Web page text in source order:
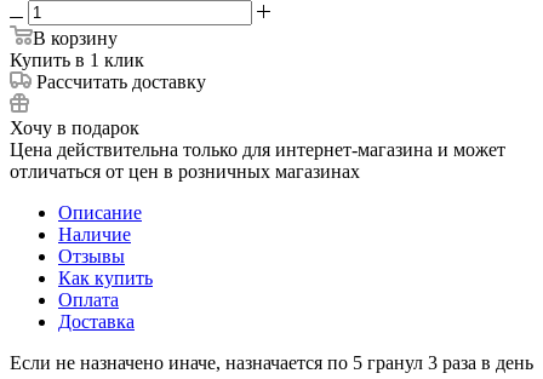
В корзину
Купить в 1 клик
Рассчитать доставку
Хочу в подарок
Цена действительна только для интернет-магазина и может
отличаться от цен в розничных магазинах
Описание
Наличие
Отзывы
Как купить
Оплата
Доставка
Если не назначено иначе, назначается по 5 гранул 3 раза в день